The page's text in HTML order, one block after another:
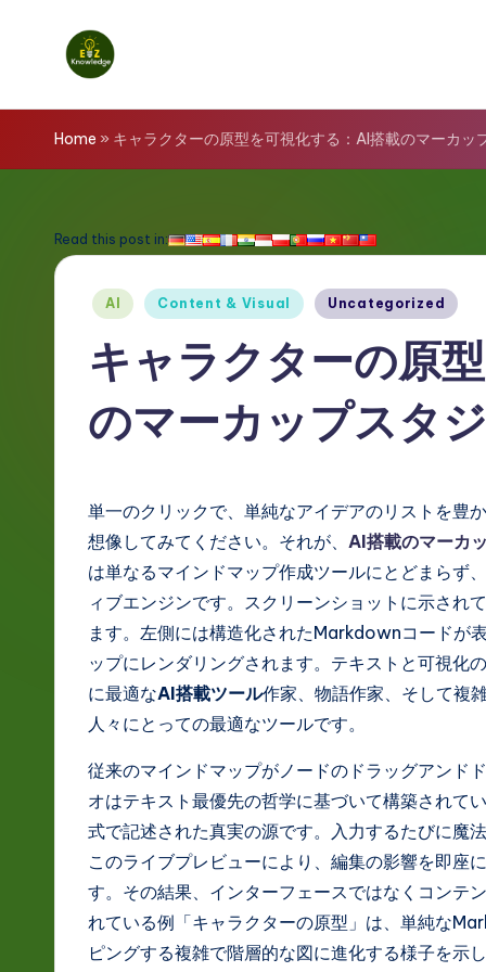
E
z
n
Home » キャラクターの原型を可視化する：AI搭載のマーカッ
Read this post in:
Posted
AI Content & Visual Uncategorized
キャラクターの原
のマーカップスタ
単一のクリックで、単純なアイデアのリストを豊
想像してみてください。それが、 AI搭載のマーカ
は単なるマインドマップ作成ツールにとどまらず
ィブエンジンです。スクリーンショットに示され
ます。左側には構造化されたMarkdownコードが
ップにレンダリングされます。テキストと可視化
に最適なAI搭載ツール作家、物語作家、そして複
人々にとっての最適なツールです。
従来のマインドマップがノードのドラッグアンド
オはテキスト最優先の哲学に基づいて構築されて
式で記述された真実の源です。入力するたびに魔
このライブプレビューにより、編集の影響を即座
す。その結果、インターフェースではなくコンテ
れている例「キャラクターの原型」は、単純な
ピングする複雑で階層的な図に進化する様子を示し